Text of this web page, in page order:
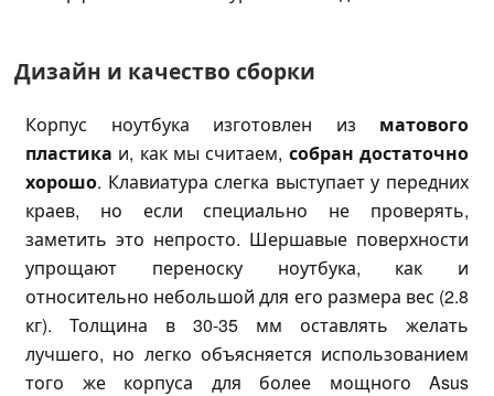
Дизайн и качество сборки
Корпус ноутбука изготовлен из матового
пластика и, как мы считаем, собран достаточно
хорошо. Клавиатура слегка выступает у передних
краев, но если специально не проверять,
заметить это непросто. Шершавые поверхности
упрощают переноску ноутбука, как и
относительно небольшой для его размера вес (2.8
кг). Толщина в 30-35 мм оставлять желать
лучшего, но легко объясняется использованием
того же корпуса для более мощного Asus